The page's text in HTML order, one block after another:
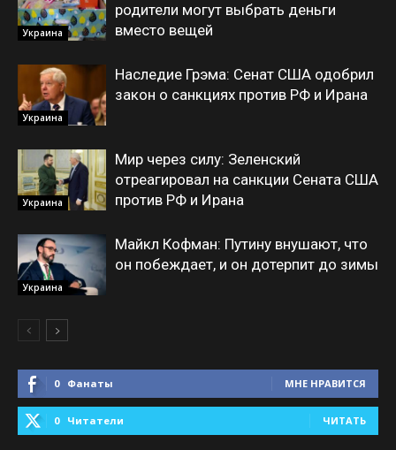
Украина
родители могут выбрать деньги
вместо вещей
Украина
Наследие Грэма: Сенат США одобрил
закон о санкциях против РФ и Ирана
Украина
Мир через силу: Зеленский
отреагировал на санкции Сената США
против РФ и Ирана
Украина
Майкл Кофман: Путину внушают, что
он побеждает, и он дотерпит до зимы
0 Фанаты МНЕ НРАВИТСЯ
0 Читатели ЧИТАТЬ